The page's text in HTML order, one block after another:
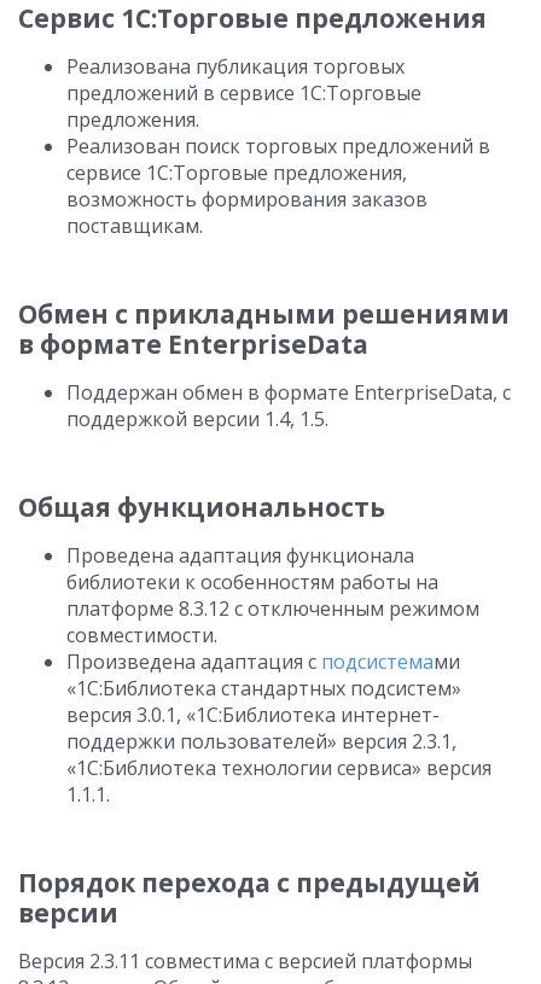
Сервис 1С:Торговые предложения
Реализована публикация торговых
предложений в сервисе 1С:Торговые
предложения.
Реализован поиск торговых предложений в
сервисе 1С:Торговые предложения,
возможность формирования заказов
поставщикам.
Обмен с прикладными решениями
в формате EnterpriseData
Поддержан обмен в формате EnterpriseData, с
поддержкой версии 1.4, 1.5.
Общая функциональность
Проведена адаптация функционала
библиотеки к особенностям работы на
платформе 8.3.12 с отключенным режимом
совместимости.
Произведена адаптация с подсистемами
«1С:Библиотека стандартных подсистем»
версия 3.0.1, «1С:Библиотека интернет-
поддержки пользователей» версия 2.3.1,
«1С:Библиотека технологии сервиса» версия
1.1.1.
Порядок перехода с предыдущей
версии
Версия 2.3.11 совместима с версией платформы